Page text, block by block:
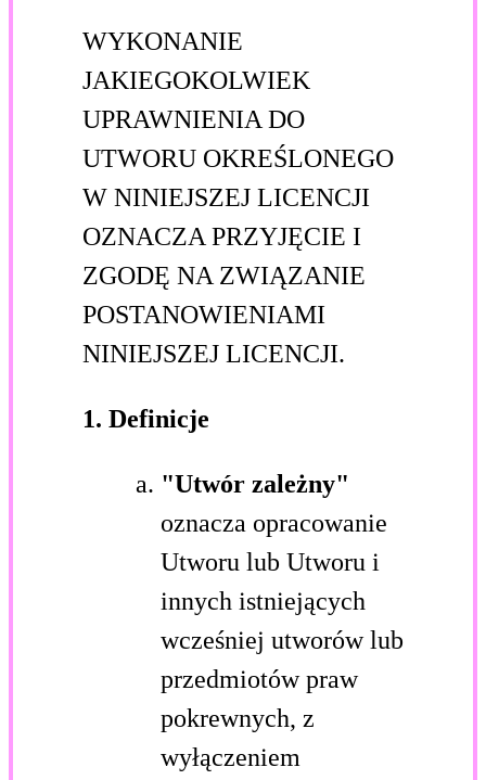
WYKONANIE
JAKIEGOKOLWIEK
UPRAWNIENIA DO
UTWORU OKREŚLONEGO
W NINIEJSZEJ LICENCJI
OZNACZA PRZYJĘCIE I
ZGODĘ NA ZWIĄZANIE
POSTANOWIENIAMI
NINIEJSZEJ LICENCJI.
1. Definicje
"Utwór zależny"
oznacza opracowanie
Utworu lub Utworu i
innych istniejących
wcześniej utworów lub
przedmiotów praw
pokrewnych, z
wyłączeniem